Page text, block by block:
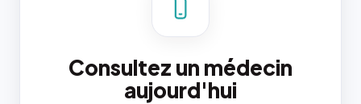
Consultez un médecin
aujourd'hui